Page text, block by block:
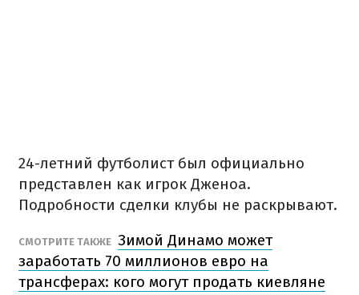
24-летний футболист был официально
представлен как игрок Дженоа.
Подробности сделки клубы не раскрывают.
СМОТРИТЕ ТАКЖЕ Зимой Динамо может
заработать 70 миллионов евро на
трансферах: кого могут продать киевляне